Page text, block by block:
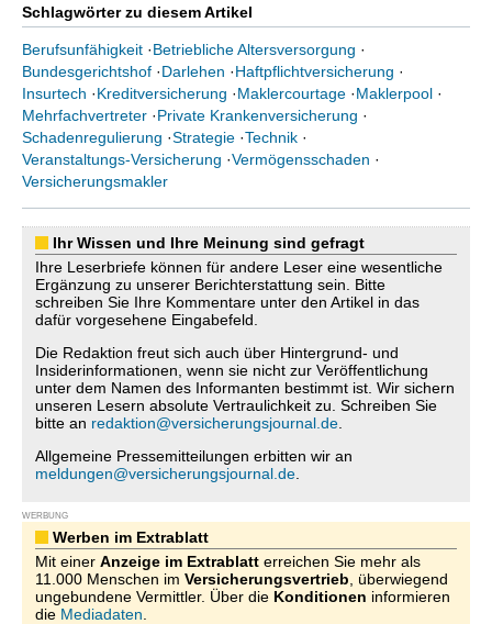
Schlagwörter zu diesem Artikel
Berufsunfähigkeit ·Betriebliche Altersversorgung ·
Bundesgerichtshof ·Darlehen ·Haftpflichtversicherung ·
Insurtech ·Kreditversicherung ·Maklercourtage ·Maklerpool ·
Mehrfachvertreter ·Private Krankenversicherung ·
Schadenregulierung ·Strategie ·Technik ·
Veranstaltungs-Versicherung ·Vermögensschaden ·
Versicherungsmakler
Ihr Wissen und Ihre Meinung sind gefragt
Ihre Leserbriefe können für andere Leser eine wesentliche
Ergänzung zu unserer Berichterstattung sein. Bitte
schreiben Sie Ihre Kommentare unter den Artikel in das
dafür vorgesehene Eingabefeld.
Die Redaktion freut sich auch über Hintergrund- und
Insiderinformationen, wenn sie nicht zur Veröffentlichung
unter dem Namen des Informanten bestimmt ist. Wir sichern
unseren Lesern absolute Vertraulichkeit zu. Schreiben Sie
bitte an redaktion@versicherungsjournal.de
Allgemeine Pressemitteilungen erbitten wir an
meldungen@versicherungsjournal.de
WERBUNG
Werben im Extrablatt
Mit einer Anzeige im Extrablatt erreichen Sie mehr als
11.000 Menschen im Versicherungsvertrieb , überwiegend
ungebundene Vermittler. Über die Konditionen informieren
die Mediadaten